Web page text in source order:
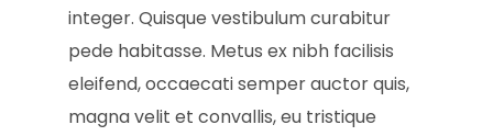
integer. Quisque vestibulum curabitur
pede habitasse. Metus ex nibh facilisis
eleifend, occaecati semper auctor quis,
magna velit et convallis, eu tristique